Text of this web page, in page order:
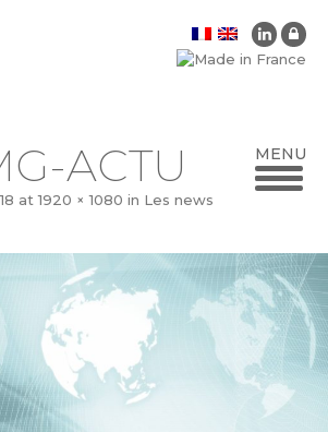
ACTU
at1920 × 1080 in Les news